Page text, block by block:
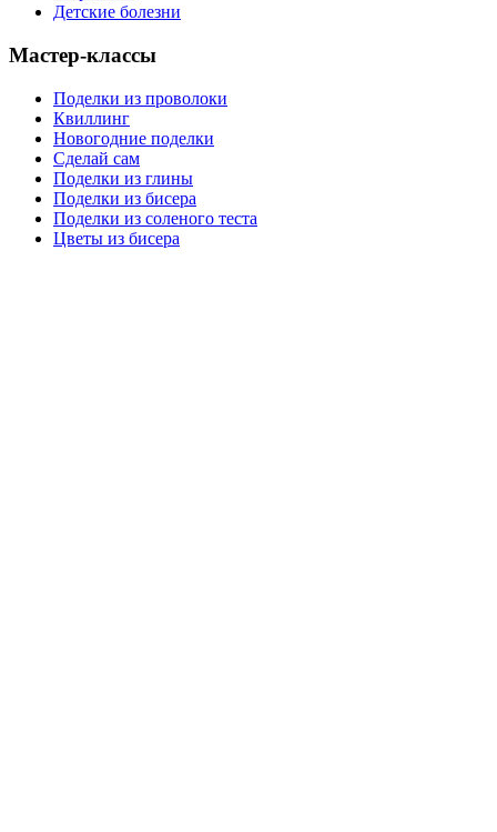
Детские болезни
Мастер-классы
Поделки из проволоки
Квиллинг
Новогодние поделки
Сделай сам
Поделки из глины
Поделки из бисера
Поделки из соленого теста
Цветы из бисера